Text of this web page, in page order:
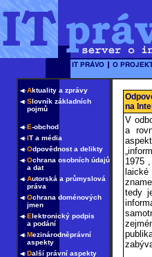
Aktuality a zprávy
Slovník základních
pojmů
E-obchod
IT a média
Odpovědnost a delikty
Ochrana osobních údajů
a dat
Autorská a průmyslová
práva
Ochrana doménových
jmen
Elektronický podpis
a podání
Mezinárodněprávní
aspekty
Další právní aspekty
na
V
a
1975
tedy